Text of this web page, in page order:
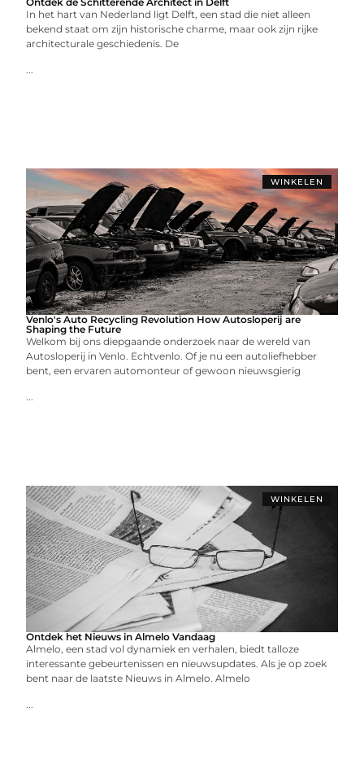
In het hart van Nederland ligt Delft, een stad die niet alleen
bekend staat om zijn historische charme, maar ook zijn rijke
architecturale geschiedenis. De
...
WINKELEN
Venlo's Auto Recycling Revolution How Autosloperij are
Shaping the Future
Welkom bij ons diepgaande onderzoek naar de wereld van
Autosloperij in Venlo. Echtvenlo. Of je nu een autoliefhebber
bent, een ervaren automonteur of gewoon nieuwsgierig
...
WINKELEN
Ontdek het Nieuws in Almelo Vandaag
Almelo, een stad vol dynamiek en verhalen, biedt talloze
interessante gebeurtenissen en nieuwsupdates. Als je op zoek
bent naar de laatste Nieuws in Almelo. Almelo
...